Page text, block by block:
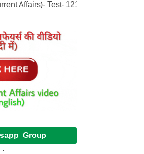
Test- 1214 ◆ XXXX(XXXXX)-
Group
.